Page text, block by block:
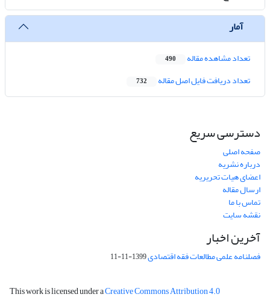
آمار
تعداد مشاهده مقاله 490
تعداد دریافت فایل اصل مقاله 732
دسترسی سریع
صفحه اصلی
درباره نشریه
اعضای هیات تحریریه
ارسال مقاله
تماس با ما
نقشه سایت
آخرین اخبار
فصلنامه علمی مطالعات فقه اقتصادی1399-11-11
This work is licensed under aCreative Commons Attribution 4.0